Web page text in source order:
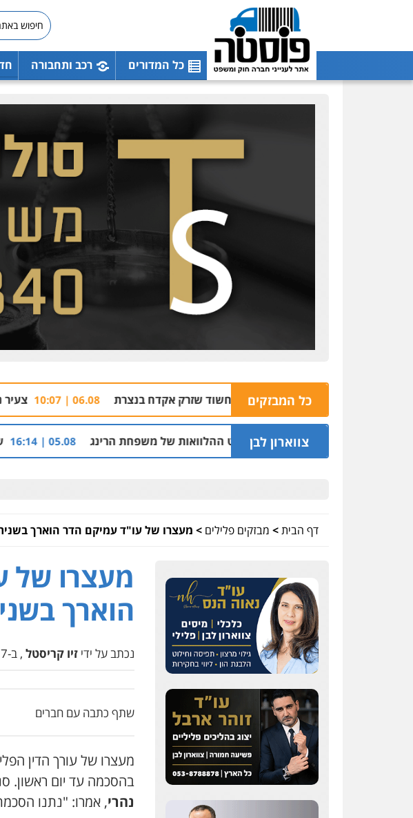
כל המדורים רכב ותחבורה
כל המבזקים
מסייע לשוטרים לתפוס חשוד שזרק אקדח בנצרת 06.08 | 10:07 צעיר נורה למוות
צווארון לבן
לשעבר בחיפה וסינדיקאט ההלוואות של משפחת הרינג 05.08 | 16:14 שלושה
דף הבית> מבזקים פלילים > מעצרו של עו"ד עמיקם הדר הוארך
מעצרו של
הוארך
נכתב על ידי זיו קריסטל , ב-24/05/2017 12:41
שתף כתבה עם חברים
מעצרו של עורך הדין
בהסכמה עד יום ראשון.
נהרי,אמרו: "נתנו